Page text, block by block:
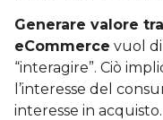
Generare valore
eCommerce vuol
“interagire”. Ciò
l’interesse del
interesse in